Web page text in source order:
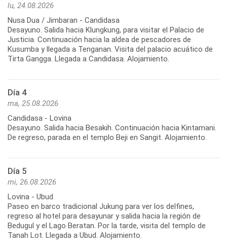
lu, 24.08.2026
Nusa Dua / Jimbaran - Candidasa
Desayuno. Salida hacia Klungkung, para visitar el Palacio de
Justicia. Continuación hacia la aldea de pescadores de
Kusumba y llegada a Tenganan. Visita del palacio acuático de
Tirta Gangga. Llegada a Candidasa. Alojamiento.
Día 4
ma, 25.08.2026
Candidasa - Lovina
Desayuno. Salida hacia Besakih. Continuación hacia Kintamani.
De regreso, parada en el templo Beji en Sangit. Alojamiento.
Día 5
mi, 26.08.2026
Lovina - Ubud
Paseo en barco tradicional Jukung para ver los delfines,
regreso al hotel para desayunar y salida hacia la región de
Bedugul y el Lago Beratan. Por la tarde, visita del templo de
Tanah Lot. Llegada a Ubud. Alojamiento.